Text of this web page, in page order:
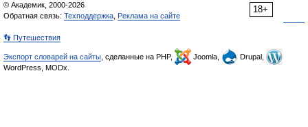
18+
© Академик, 2000-2026
Обратная связь: Техподдержка Реклама на сайте
👣 Путешествия
Экспорт словарей на сайты , сделанные на PHP, Joomla,
Drupal,
WordPress, MODx.